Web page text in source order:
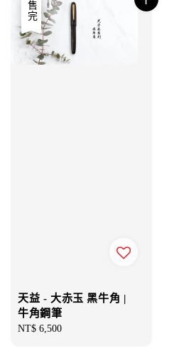
售完
天益 - 大赤玉 黑牛角 |
牛角鋼筆
Regular
NT$ 6,500